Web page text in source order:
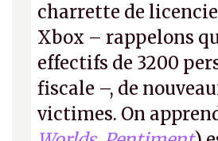
charrette de
Xbox – rappelons
effectifs de 3200
fiscale –, de
victimes. On